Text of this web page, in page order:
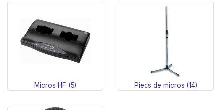
Micros HF (5) Pieds de micros (14)